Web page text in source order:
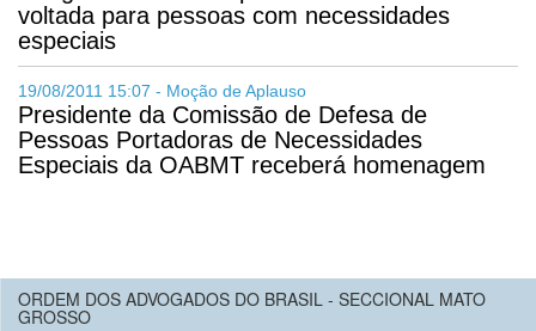
voltada para pessoas com necessidades
especiais
19/08/2011 15:07 - Moção de Aplauso
Presidente da Comissão de Defesa de
Pessoas Portadoras de Necessidades
Especiais da OABMT receberá homenagem
ORDEM DOS ADVOGADOS DO BRASIL - SECCIONAL MATO
GROSSO